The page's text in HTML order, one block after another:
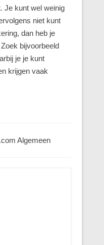
Je kunt wel weinig
niet kunt
dan heb je
bijvoorbeeld
je je kunt
krijgen vaak